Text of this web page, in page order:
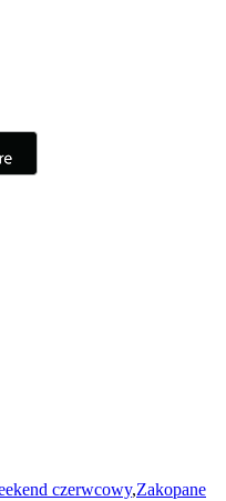
czerwcowy,Zakopane